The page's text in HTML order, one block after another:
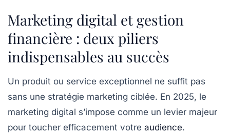
Marketing digital et gestion
financière : deux piliers
indispensables au succès
Un produit ou service exceptionnel ne suffit pas
sans une stratégie marketing ciblée. En 2025, le
marketing digital s’impose comme un levier majeur
pour toucher efficacement votre audience.